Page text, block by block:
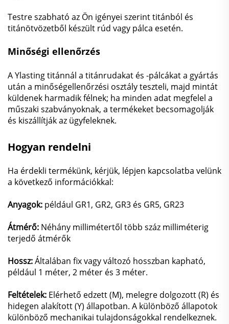
Testre szabható az Ön igényei szerint titánból és
titánötvözetből készült rúd vagy pálca esetén.
Minőségi ellenőrzés
A Ylasting titánnál a titánrudakat és -pálcákat a gyártás
után a minőségellenőrzési osztály teszteli, majd mintát
küldenek harmadik félnek; ha minden adat megfelel a
műszaki szabványoknak, a termékeket becsomagolják
és kiszállítják az ügyfeleknek.
Hogyan rendelni
Ha érdekli termékünk, kérjük, lépjen kapcsolatba velünk
a következő információkkal:
Anyagok: például GR1, GR2, GR3 és GR5, GR23
Átmérő: Néhány millimétertől több száz milliméterig
terjedő átmérők
Hossz:Általában fix vagy változó hosszban kapható,
például 1 méter, 2 méter és 3 méter.
Feltételek: Elérhető edzett (M), melegre dolgozott (R) és
hidegen alakított (Y) állapotban. A különböző állapotok
különböző mechanikai tulajdonságokkal rendelkeznek.